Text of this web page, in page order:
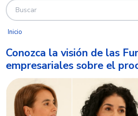
Inicio
Conozca la visión de las
empresariales sobre el